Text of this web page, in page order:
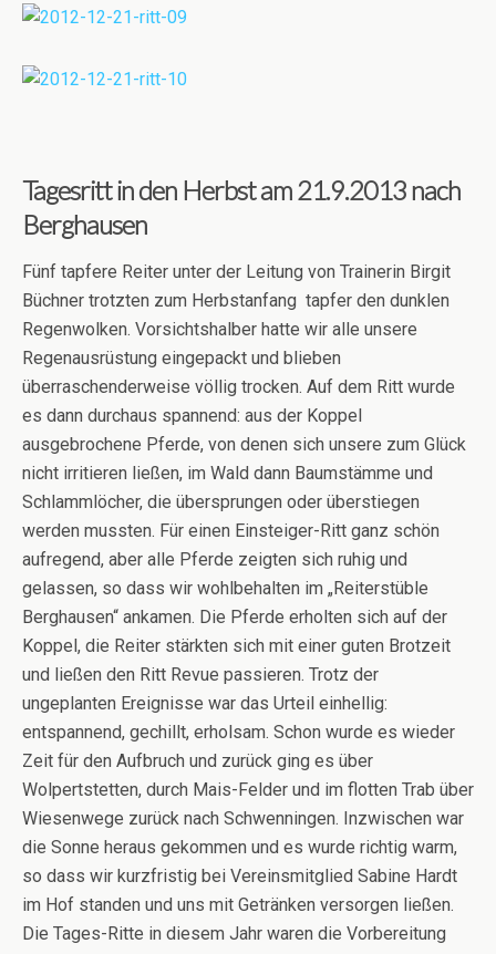
Tagesritt in den Herbst am 21.9.2013 nach
Berghausen
Fünf tapfere Reiter unter der Leitung von Trainerin Birgit
Büchner trotzten zum Herbstanfang tapfer den dunklen
Regenwolken. Vorsichtshalber hatte wir alle unsere
Regenausrüstung eingepackt und blieben
überraschenderweise völlig trocken. Auf dem Ritt wurde
es dann durchaus spannend: aus der Koppel
ausgebrochene Pferde, von denen sich unsere zum Glück
nicht irritieren ließen, im Wald dann Baumstämme und
Schlammlöcher, die übersprungen oder überstiegen
werden mussten. Für einen Einsteiger-Ritt ganz schön
aufregend, aber alle Pferde zeigten sich ruhig und
gelassen, so dass wir wohlbehalten im „Reiterstüble
Berghausen“ ankamen. Die Pferde erholten sich auf der
Koppel, die Reiter stärkten sich mit einer guten Brotzeit
und ließen den Ritt Revue passieren. Trotz der
ungeplanten Ereignisse war das Urteil einhellig:
entspannend, gechillt, erholsam. Schon wurde es wieder
Zeit für den Aufbruch und zurück ging es über
Wolpertstetten, durch Mais-Felder und im flotten Trab über
Wiesenwege zurück nach Schwenningen. Inzwischen war
die Sonne heraus gekommen und es wurde richtig warm,
so dass wir kurzfristig bei Vereinsmitglied Sabine Hardt
im Hof standen und uns mit Getränken versorgen ließen.
Die Tages-Ritte in diesem Jahr waren die Vorbereitung